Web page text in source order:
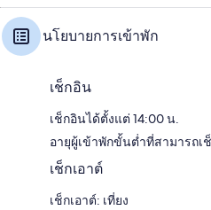
นโยบายการเข้าพัก
เช็กอิน
เช็กอินได้ตั้งแต่ 14:00 น.
อายุผู้เข้าพักขั้นต่ำที่สามารถเ
เช็กเอาต์
เช็กเอาต์: เที่ยง